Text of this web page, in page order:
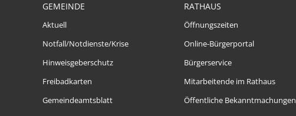
GEMEINDE
Aktuell
Notfall/Notdienste/Krise
Hinweisgeberschutz
Freibadkarten
Gemeindeamtsblatt
RATHAUS
Öffnungszeiten
Online-Bürgerportal
Bürgerservice
Mitarbeitende im Rathaus
Öffentliche Bekanntmachungen